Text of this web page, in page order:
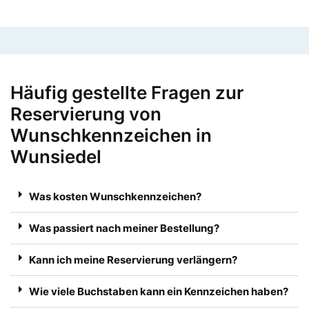
Häufig gestellte Fragen zur
Reservierung von
Wunschkennzeichen in
Wunsiedel
Was kosten Wunschkennzeichen?
Was passiert nach meiner Bestellung?
Kann ich meine Reservierung verlängern?
Wie viele Buchstaben kann ein Kennzeichen haben?